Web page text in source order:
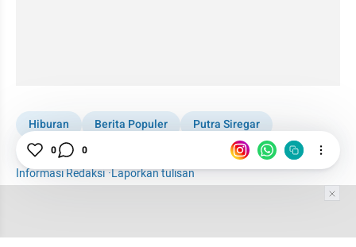
Hiburan Berita Populer
Putra Siregar
Umay Shahab
Informasi Redaksi·Laporkan tulisan
0 0